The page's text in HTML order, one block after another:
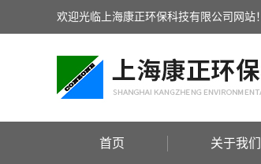
欢迎光临上海康正环保科技有限公司网站！
首页 关于我们